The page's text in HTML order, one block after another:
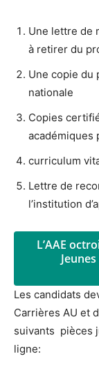
Une lettre de
à retirer du
Une copie du
nationale
Copies
académiques
curriculum
Lettre de
l’institution
L’AAE
Les candidats
Carrières AU et
suivants pièces
ligne: